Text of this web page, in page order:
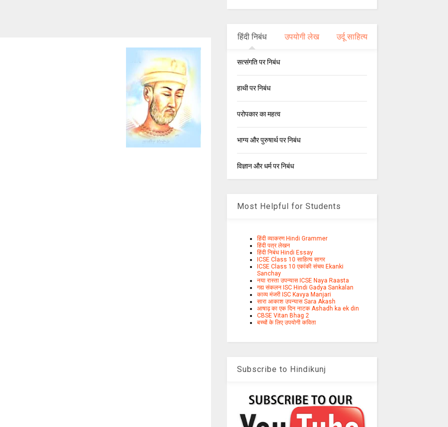
हिंदी निबंध उपयोगी लेख उर्दू साहित्य
सत्संगति पर निबंध
हाथी पर निबंध
परोपकार का महत्व
भाग्य और पुरुषार्थ पर निबंध
विज्ञान और धर्म पर निबंध
Most Helpful for Students
हिंदी व्याकरण Hindi Grammer
हिंदी पत्र लेखन
हिंदी निबंध Hindi Essay
ICSE Class 10 साहित्य सागर
ICSE Class 10 एकांकी संचय Ekanki
Sanchay
नया रास्ता उपन्यास ICSE Naya Raasta
गद्य संकलन ISC Hindi Gadya Sankalan
काव्य मंजरी ISC Kavya Manjari
सारा आकाश उपन्यास Sara Akash
आषाढ़ का एक दिन नाटक Ashadh ka ek din
CBSE Vitan Bhag 2
बच्चों के लिए उपयोगी कविता
Subscribe to Hindikunj